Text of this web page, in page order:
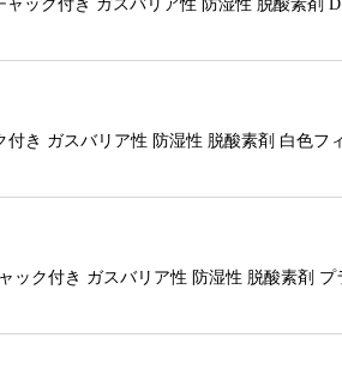
き ガスバリア性 防湿性 脱酸素剤 白色
ック付き ガスバリア性 防湿性 脱酸素剤